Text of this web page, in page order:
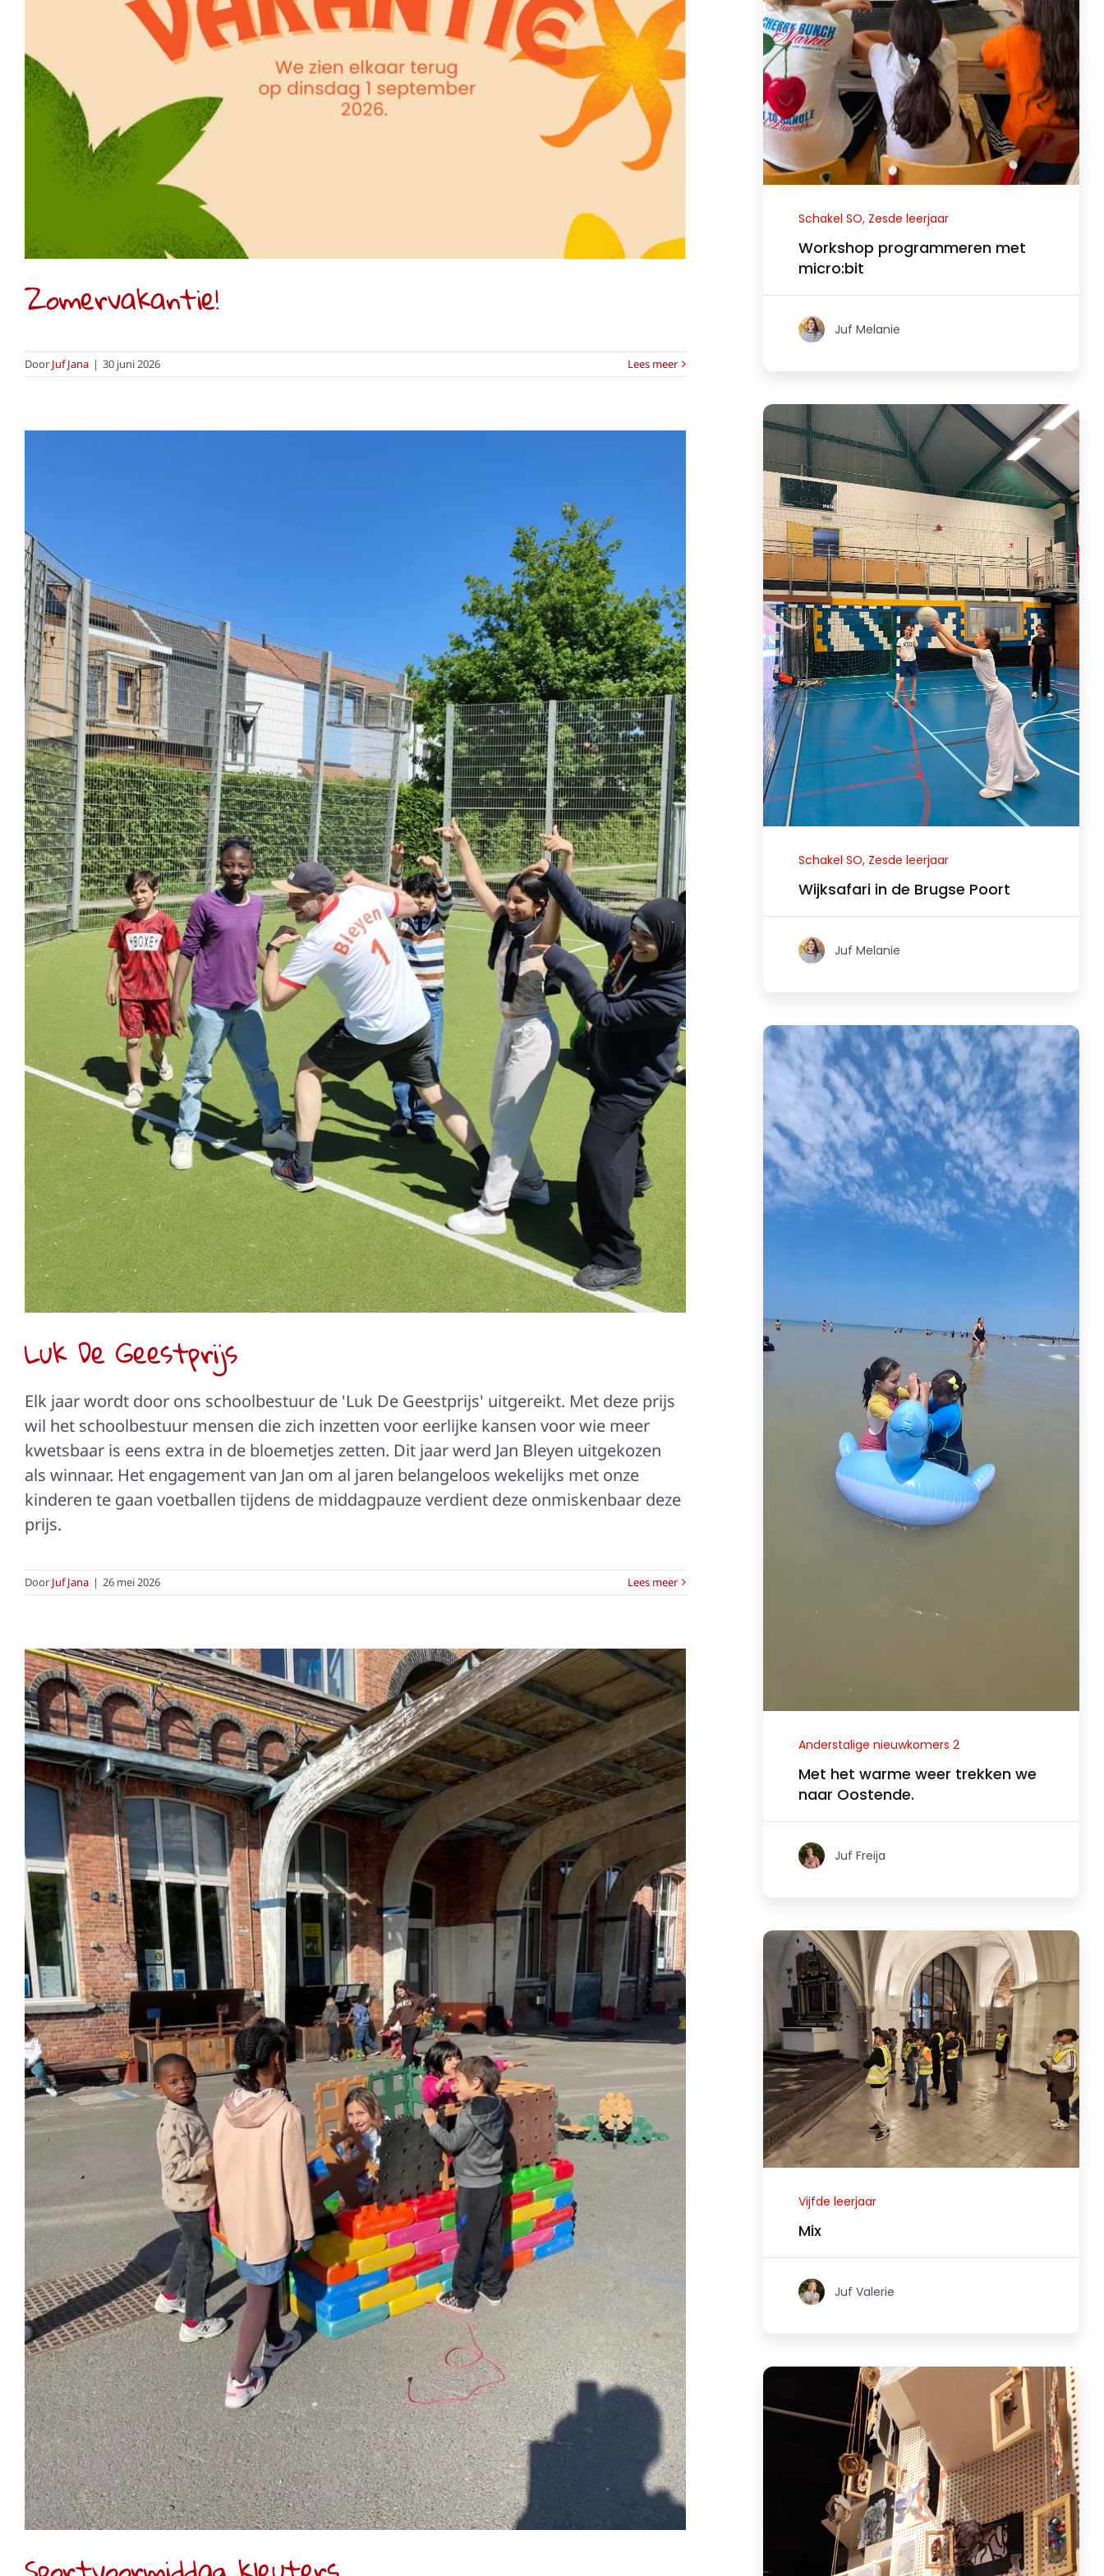
Zomervakantie!
Door Juf Jana | 30 juni 2026 Lees meer
Luk De Geestprijs
Nieuws
Luk De Geestprijs
Elk jaar wordt door ons schoolbestuur de 'Luk De Geestprijs' uitgereikt. Met deze prijs
wil het schoolbestuur mensen die zich inzetten voor eerlijke kansen voor wie meer
kwetsbaar is eens extra in de bloemetjes zetten. Dit jaar werd Jan Bleyen uitgekozen
als winnaar. Het engagement van Jan om al jaren belangeloos wekelijks met onze
kinderen te gaan voetballen tijdens de middagpauze verdient deze onmiskenbaar deze
prijs.
Door Juf Jana | 26 mei 2026 Lees meer
Sportvoormiddag kleuters
Nieuws
Schakel SO, Zesde leerjaar
Workshop programmeren met
micro:bit
Juf Melanie
Schakel SO, Zesde leerjaar
Wijksafari in de Brugse Poort
Juf Melanie
Anderstalige nieuwkomers 2
Met het warme weer trekken we
naar Oostende.
Juf Freija
Vijfde leerjaar
Mix
Juf Valerie